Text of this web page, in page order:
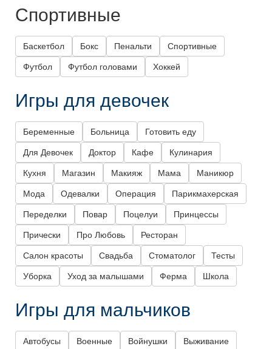
Спортивные
Баскетбол Бокс Пенальти Спортивные
Футбол Футбол головами Хоккей
Игры для девочек
Беременные Больница Готовить еду
Для Девочек Доктор Кафе Кулинария
Кухня Магазин Макияж Мама Маникюр
Мода Одевалки Операция Парикмахерская
Переделки Повар Поцелуи Принцессы
Прически Про Любовь Ресторан
Салон красоты Свадьба Стоматолог Тесты
Уборка Уход за малышами Ферма Школа
Игры для мальчиков
Автобусы Военные Войнушки Выживание